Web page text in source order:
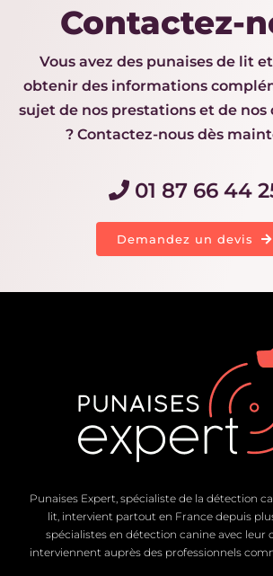
Contactez-
Vous avez des punaises de lit
obtenir des informations
sujet de nos prestations et de
? Contactez-nous dès
01 87 66 44
Demandez un devis
Punaises Expert, spécialiste de la détection
lit, intervient partout en France depuis
spécialistes en détection canine avec leur
interviennent auprès des professionnels